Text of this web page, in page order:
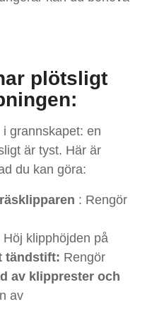
plötsligt
grannskapet: en
är tyst. Här är
du kan göra:
: Rengör
Höj klipphöjden på
tändstift: Rengör
av klipprester och
av